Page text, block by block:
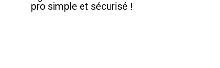
pro simple et sécurisé !